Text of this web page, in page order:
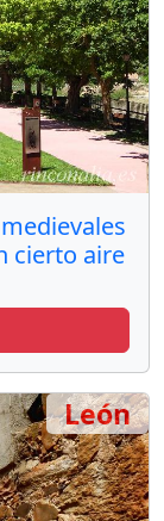
cierto aire
León